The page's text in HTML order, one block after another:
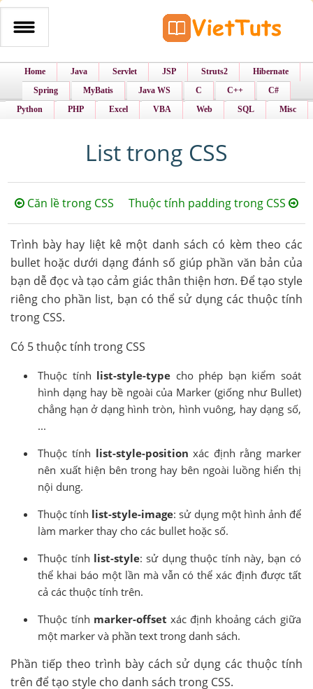
Home Java Servlet JSP Struts2
Hibernate
Spring
MyBatis Java WS C C++
C#
Python
PHP Excel VBA Web SQL Misc
List trong CSS
Căn lề trong CSS Thuộc tính padding trong CSS
Trình bày hay liệt kê một danh sách có kèm theo các
bullet hoặc dưới dạng đánh số giúp phần văn bản của
bạn dễ đọc và tạo cảm giác thân thiện hơn. Để tạo style
riêng cho phần list, bạn có thể sử dụng các thuộc tính
trong CSS.
Có 5 thuộc tính trong CSS
Thuộc tính list-style-type cho phép bạn kiểm soát
hình dạng hay bề ngoài của Marker (giống như Bullet)
chẳng hạn ở dạng hình tròn, hình vuông, hay dạng số,
...
Thuộc tính list-style-position xác định rằng marker
nên xuất hiện bên trong hay bên ngoài luồng hiển thị
nội dung.
Thuộc tính list-style-image: sử dụng một hình ảnh để
làm marker thay cho các bullet hoặc số.
Thuộc tính list-style: sử dụng thuộc tính này, bạn có
thể khai báo một lần mà vẫn có thể xác định được tất
cả các thuộc tính trên.
Thuộc tính marker-offset xác định khoảng cách giữa
một marker và phần text trong danh sách.
Phần tiếp theo trình bày cách sử dụng các thuộc tính
trên để tạo style cho danh sách trong CSS.